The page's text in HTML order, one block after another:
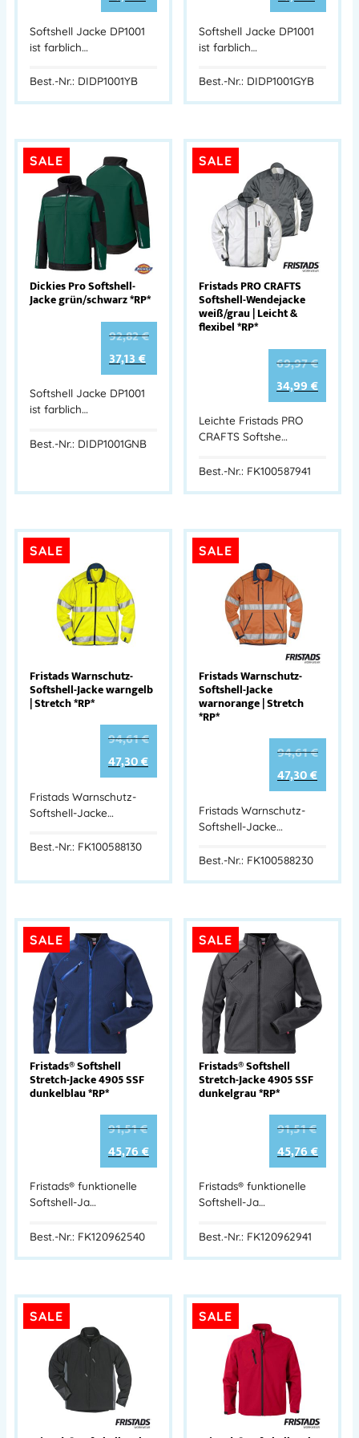
Softshell Jacke DP1001
ist farblich…
Best.-Nr.: DIDP1001YB
Softshell Jacke DP1001
ist farblich…
Best.-Nr.: DIDP1001GYB
SALE
Dickies Pro Softshell-
Jacke grün/schwarz *RP*
92,82€
37,13€
Softshell Jacke DP1001
ist farblich…
Best.-Nr.: DIDP1001GNB
SALE
Fristads PRO CRAFTS
Softshell-Wendejacke
weiß/grau | Leicht &
flexibel *RP*
69,97€
34,99€
Leichte Fristads PRO
CRAFTS Softshe…
Best.-Nr.: FK100587941
SALE
Fristads Warnschutz-
Softshell-Jacke warngelb
| Stretch *RP*
94,61€
47,30€
Fristads Warnschutz-
Softshell-Jacke…
Best.-Nr.: FK100588130
SALE
Fristads Warnschutz-
Softshell-Jacke
warnorange | Stretch
*RP*
94,61€
47,30€
Fristads Warnschutz-
Softshell-Jacke…
Best.-Nr.: FK100588230
SALE
Fristads® Softshell
Stretch-Jacke 4905 SSF
dunkelblau *RP*
91,51€
45,76€
Fristads® funktionelle
Softshell-Ja…
Best.-Nr.: FK120962540
SALE
Fristads® Softshell
Stretch-Jacke 4905 SSF
dunkelgrau *RP*
91,51€
45,76€
Fristads® funktionelle
Softshell-Ja…
Best.-Nr.: FK120962941
SALE SALE